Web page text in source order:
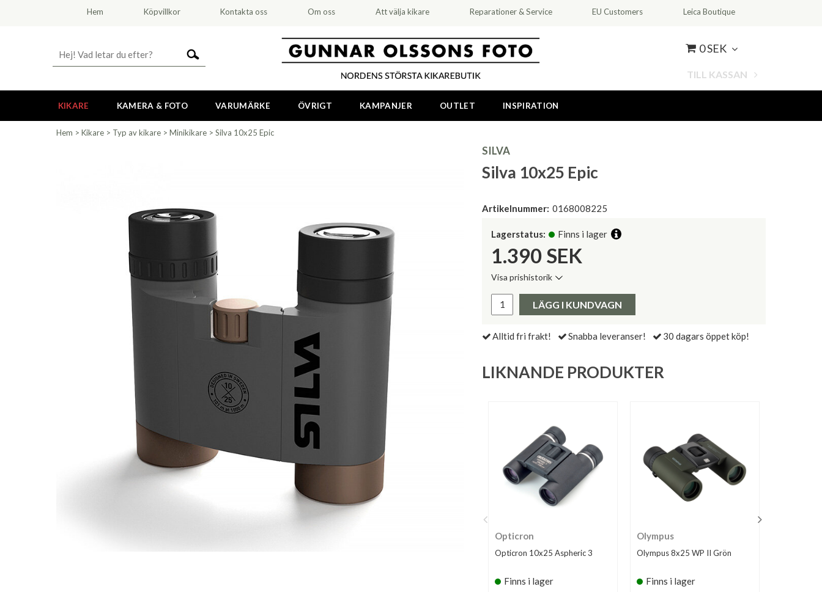
Hem Köpvillkor Kontakta oss Om oss Att välja kikare Reparationer & Service EU Customers Leica Boutique
0 SEK
TILL KASSAN
KIKARE KAMERA & FOTO VARUMÄRKE ÖVRIGT KAMPANJER OUTLET INSPIRATION
Hem > Kikare > Typ av kikare > Minikikare > Silva 10x25 Epic
SILVA
Silva 10x25 Epic
Artikelnummer: 0168008225
Lagerstatus: Finns i lager
1.390 SEK
Visa prishistorik
Pris:
LÄGG I KUNDVAGN
Alltid fri frakt! Snabba leveranser! 30 dagars öppet köp!
LIKNANDE PRODUKTER
Opticron
Opticron 10x25 Aspheric 3
Finns i lager
Olympus
Olympus 8x25 WP II Grön
Finns i lager